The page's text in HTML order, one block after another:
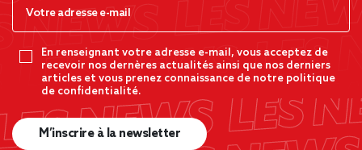
En renseignant votre adresse e-mail, vous acceptez de
recevoir nos dernères actualités ainsi que nos derniers
articles et vous prenez connaissance de notre politique
de confidentialité.
M’inscrire à la newsletter